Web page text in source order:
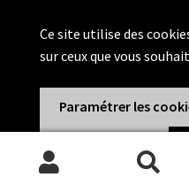
© GoTechnique 2026
Recherche
Recherche
Ce site utilise des
sur ceux que vous
Paramétrer les
Tout accepter